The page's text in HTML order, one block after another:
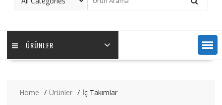
ÜRÜNLER
Home Ürünler İç Takımlar